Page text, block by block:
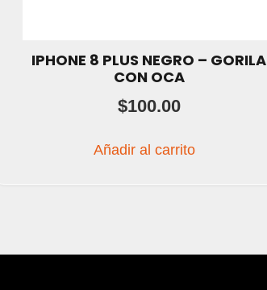
IPHONE 8 PLUS NEGRO – GORILA
CON OCA
$100.00
Añadir al carrito